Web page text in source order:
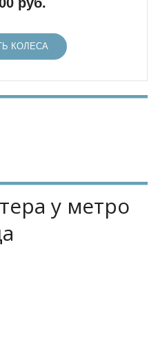
КОЛЕСА
у метро